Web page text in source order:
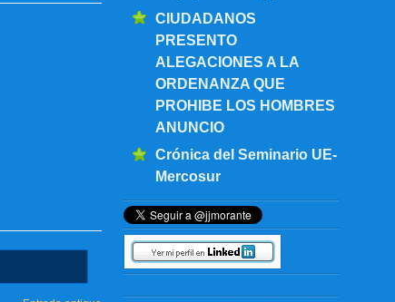
CIUDADANOS
PRESENTO
ALEGACIONES A LA
ORDENANZA QUE
PROHIBE LOS HOMBRES
ANUNCIO
Crónica del Seminario UE-
Mercosur